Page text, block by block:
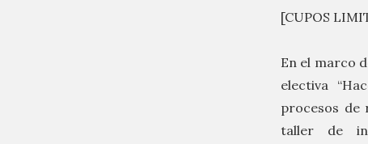
[CUPOS
En el marco
electiva
procesos de
taller de